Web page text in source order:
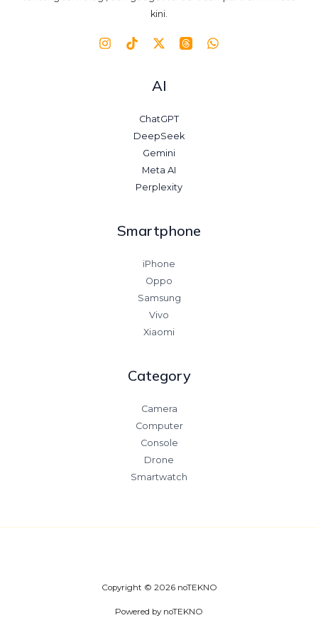
kini.
AI
ChatGPT
DeepSeek
Gemini
Meta AI
Perplexity
Smartphone
iPhone
Oppo
Samsung
Vivo
Xiaomi
Category
Camera
Computer
Console
Drone
Smartwatch
Copyright © 2026 noTEKNO
Powered by noTEKNO